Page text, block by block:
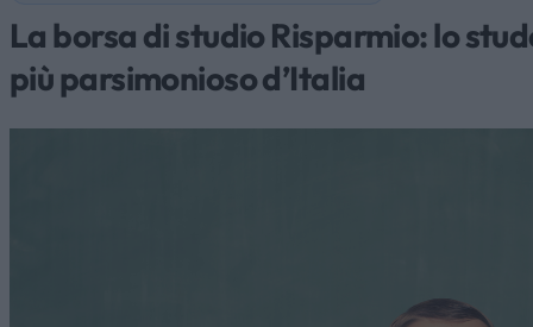
La borsa di studio Risparmio: lo
più parsimonioso d’Italia